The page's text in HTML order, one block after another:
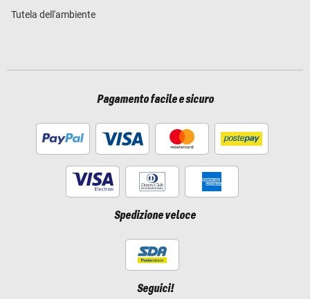
Tutela dell'ambiente
Pagamento facile e sicuro
Spedizione veloce
Seguici!